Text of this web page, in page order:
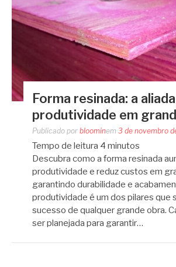
Forma resinada: a
produtividade em
Publicado por bloominem 3 de novembro
Tempo de leitura 4 minutos
Descubra como a forma resinada
produtividade e reduz custos em
garantindo durabilidade e
produtividade é um dos pilares que
sucesso de qualquer grande obra.
ser planejada para garantir…